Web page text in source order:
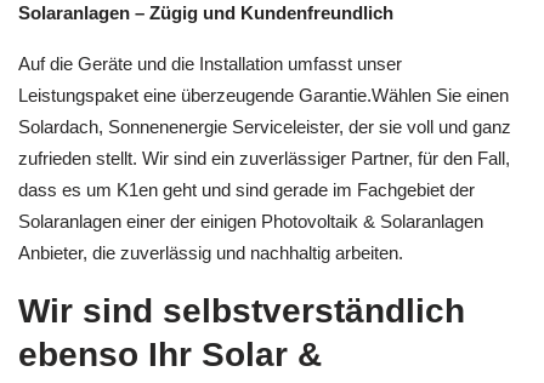
Solaranlagen – Zügig und Kundenfreundlich
Auf die Geräte und die Installation umfasst unser
Leistungspaket eine überzeugende Garantie.Wählen Sie einen
Solardach, Sonnenenergie Serviceleister, der sie voll und ganz
zufrieden stellt. Wir sind ein zuverlässiger Partner, für den Fall,
dass es um K1en geht und sind gerade im Fachgebiet der
Solaranlagen einer der einigen Photovoltaik & Solaranlagen
Anbieter, die zuverlässig und nachhaltig arbeiten.
Wir sind selbstverständlich
ebenso Ihr Solar &